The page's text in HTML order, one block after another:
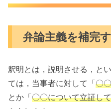
弁論主義を補完
釈明とは，説明させる，と
ては，当事者に対して「〇
とか「〇〇について立証し